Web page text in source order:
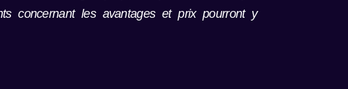
concernant les avantages et prix pourront y